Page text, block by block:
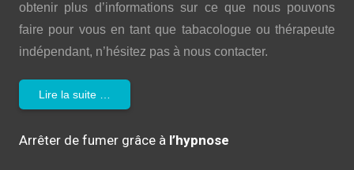
obtenir plus d’informations sur ce que nous pouvons
faire pour vous en tant que tabacologue ou thérapeute
indépendant, n’hésitez pas à nous contacter.
Lire la suite …
Arrêter de fumer grâce à l’hypnose